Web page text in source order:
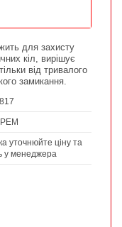
для захисту
кіл, вирішує
від тривалого
замикання.
уточнюйте ціну та
у менеджера